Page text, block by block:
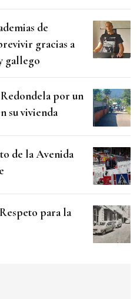
de
gracias a
gallego
por un
su vivienda
de la Avenida
para la